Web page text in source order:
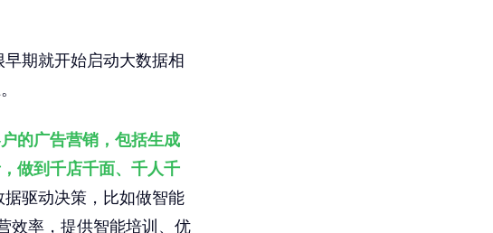
期就开始启动大数据相
的广告营销，包括生成
做到千店千面、千人千
驱动决策，比如做智能
效率，提供智能培训、优